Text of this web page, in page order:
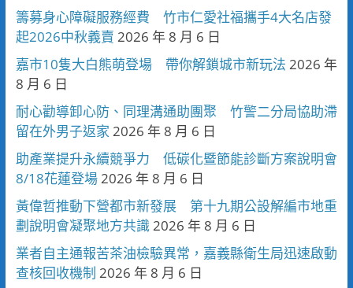
籌募身心障礙服務經費 竹市仁愛社福攜手4大名店發
起2026中秋義賣 2026 年 8 月 6 日
嘉市10隻大白熊萌登場 帶你解鎖城市新玩法 2026 年
8 月 6 日
耐心勸導卸心防、同理溝通助團聚 竹警二分局協助滯
留在外男子返家 2026 年 8 月 6 日
助產業提升永續競爭力 低碳化暨節能診斷方案說明會
8/18花蓮登場2026 年 8 月 6 日
黃偉哲推動下營都市新發展 第十九期公設解編市地重
劃說明會凝聚地方共識2026 年 8 月 6 日
業者自主通報苦茶油檢驗異常，嘉義縣衛生局迅速啟動
查核回收機制 2026 年 8 月 6 日